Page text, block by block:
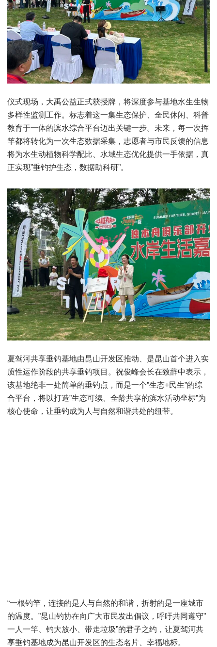
仪式现场，大禹公益正式获授牌，将深度参与基地水生生物
多样性监测工作。标志着这一集生态保护、全民休闲、科普
教育于一体的滨水综合平台迈出关键一步。未来，每一次挥
竿都将转化为一次生态数据采集，志愿者与市民反馈的信息
将为水生动植物科学配比、水域生态优化提供一手依据，真
正实现”垂钓护生态，数据助科研”。
夏驾河共享垂钓基地由昆山开发区推动、是昆山首个进入实
质性运作阶段的共享垂钓项目。祝俊峰会长在致辞中表示，
该基地绝非一处简单的垂钓点，而是一个”生态+民生”的综
合平台，将以打造”生态可续、全龄共享的滨水活动坐标”为
核心使命，让垂钓成为人与自然和谐共处的纽带。
“一根钓竿，连接的是人与自然的和谐，折射的是一座城市
的温度。”昆山钓协在向广大市民发出倡议，呼吁共同遵守”
一人一竿、钓大放小、带走垃圾”的君子之约，让夏驾河共
享垂钓基地成为昆山开发区的生态名片、幸福地标。